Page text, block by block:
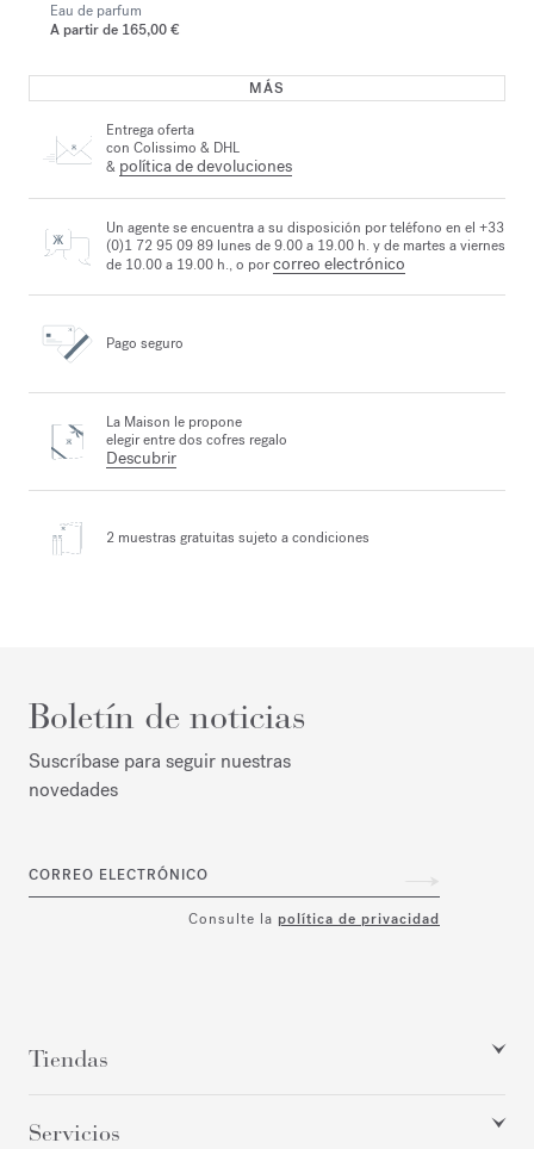
Eau de parfum
A partir de 165,00 €
MÁS
Entrega oferta
con Colissimo & DHL
& política de devoluciones
Un agente se encuentra a su disposición por teléfono en el +33
(0)1 72 95 09 89 lunes de 9.00 a 19.00 h. y de martes a viernes
de 10.00 a 19.00 h., o porcorreo electrónico
Pago seguro
La Maison le propone
elegir entre dos cofres regalo
Descubrir
2 muestras gratuitas sujeto a condiciones
Boletín de noticias
Suscríbase para seguir nuestras
novedades
CORREO ELECTRÓNICO
Consulte la política de privacidad
Tiendas
Servicios